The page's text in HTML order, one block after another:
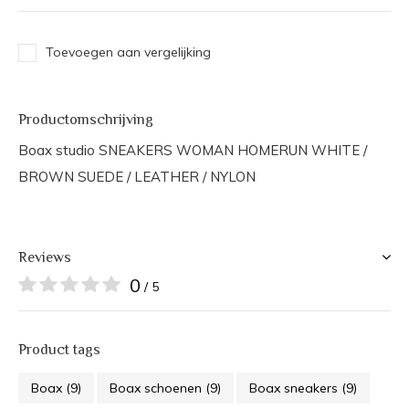
Toevoegen aan vergelijking
Productomschrijving
Boax studio SNEAKERS WOMAN HOMERUN WHITE /
BROWN SUEDE / LEATHER / NYLON
Reviews
0 / 5
Product tags
Boax (9) Boax schoenen (9) Boax sneakers (9)